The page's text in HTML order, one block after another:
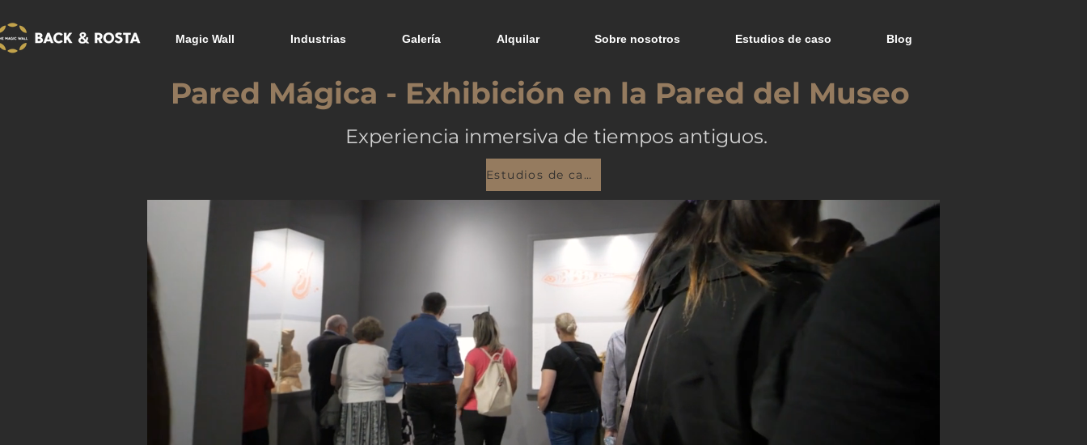
Magic Wall Industrias Galería Alquilar Sobre nosotros Estudios de caso Blog
Pared Mágica - Exhibición en la Pared del Museo
Experiencia inmersiva de tiempos antiguos.
Estudios de caso